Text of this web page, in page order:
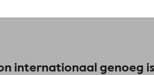
internationaal genoeg is